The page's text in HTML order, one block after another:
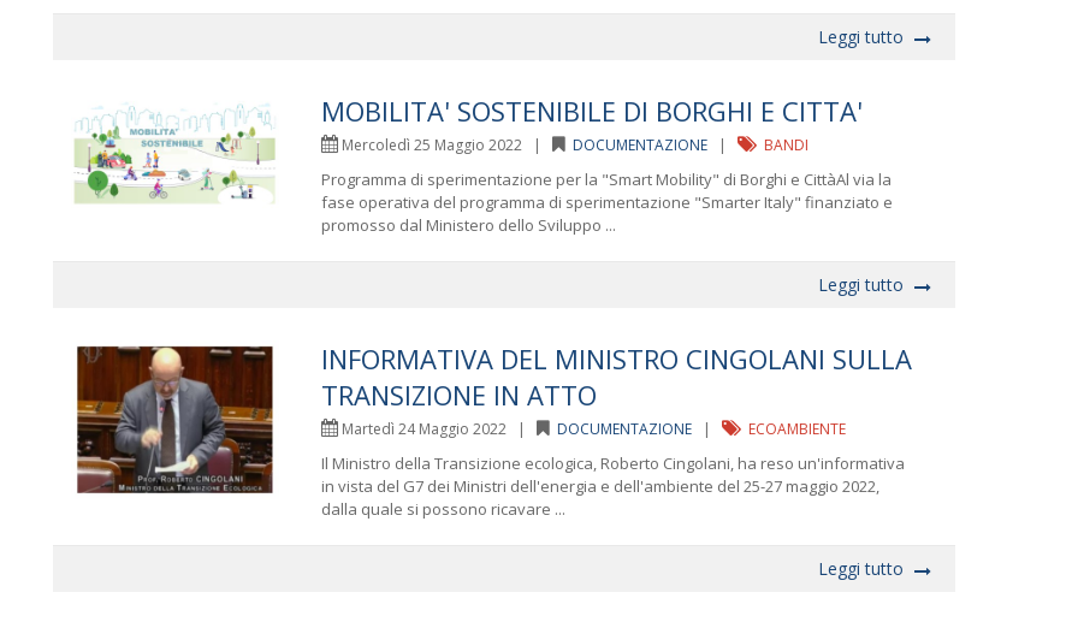
Leggi tutto
MOBILITA' SOSTENIBILE DI BORGHI E CITTA'
Mercoledì 25 Maggio 2022 | DOCUMENTAZIONE | BANDI
Programma di sperimentazione per la "Smart Mobility" di Borghi e CittàAl via la
fase operativa del programma di sperimentazione "Smarter Italy" finanziato e
promosso dal Ministero dello Sviluppo ...
Leggi tutto
INFORMATIVA DEL MINISTRO CINGOLANI SULLA
TRANSIZIONE IN ATTO
Martedì 24 Maggio 2022 | DOCUMENTAZIONE | ECOAMBIENTE
Il Ministro della Transizione ecologica, Roberto Cingolani, ha reso un'informativa
in vista del G7 dei Ministri dell'energia e dell'ambiente del 25-27 maggio 2022,
dalla quale si possono ricavare ...
Leggi tutto